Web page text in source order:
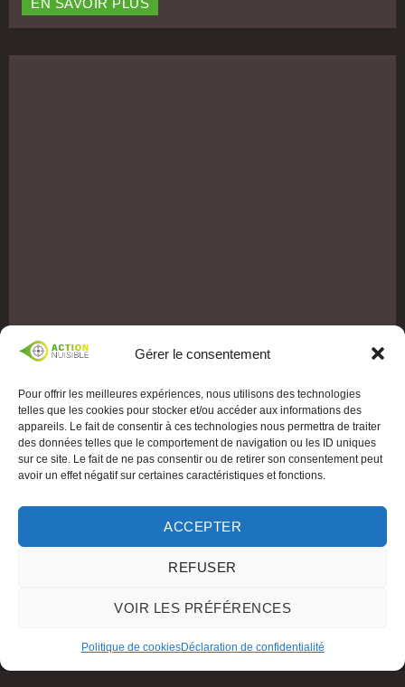
Gérer le consentement
Pour offrir les meilleures expériences, nous utilisons des technologies
telles que les cookies pour stocker et/ou accéder aux informations des
appareils. Le fait de consentir à ces technologies nous permettra de traiter
des données telles que le comportement de navigation ou les ID uniques
sur ce site. Le fait de ne pas consentir ou de retirer son consentement peut
avoir un effet négatif sur certaines caractéristiques et fonctions.
ACCEPTER
REFUSER
VOIR LES PRÉFÉRENCES
Politique de cookiesDéclaration de confidentialité
EN SAVOIR PLUS